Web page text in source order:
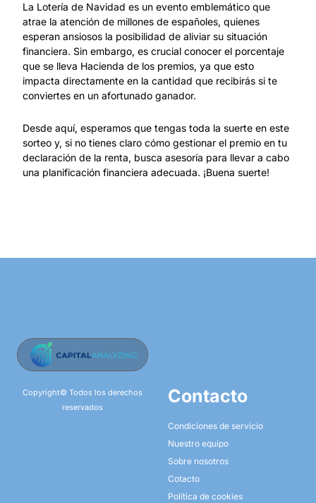
La Lotería de Navidad es un evento emblemático que
atrae la atención de millones de españoles, quienes
esperan ansiosos la posibilidad de aliviar su situación
financiera. Sin embargo, es crucial conocer el porcentaje
que se lleva Hacienda de los premios, ya que esto
impacta directamente en la cantidad que recibirás si te
conviertes en un afortunado ganador.
Desde aquí, esperamos que tengas toda la suerte en este
sorteo y, si no tienes claro cómo gestionar el premio en tu
declaración de la renta, busca asesoría para llevar a cabo
una planificación financiera adecuada. ¡Buena suerte!
Copyright© Todos los derechos
reservados
Contacto
Condiciones de servicio
Nuestro equipo
Sobre nosotros
Cotacto
Política de cookies